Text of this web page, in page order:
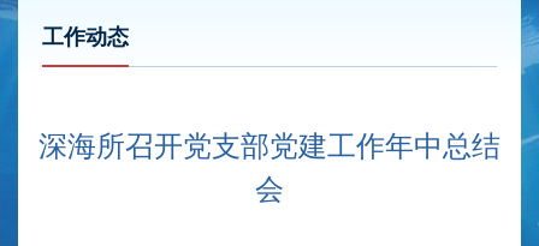
工作动态
深海所召开党支部党建工作年中总结
会